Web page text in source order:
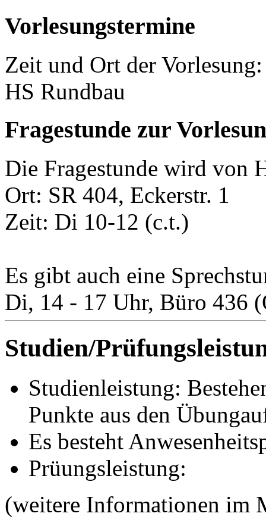
Vorlesungstermine
Zeit und Ort der
HS Rundbau
Fragestunde zur
Die Fragestunde wird von
Ort: SR 404, Eckerstr. 1
Zeit: Di 10-12 (c.t.)
Es gibt auch eine
Di, 14 - 17 Uhr, Büro 436
Studien/
Studienleistung:
Punkte aus den
Es besteht
Prüungsleistung:
(weitere Informationen im